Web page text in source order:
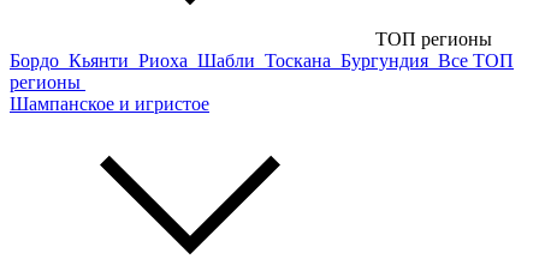
ТОП регионы
Бордо Кьянти Риоха Шабли Тоскана Бургундия Все ТОП
регионы
Шампанское и игристое